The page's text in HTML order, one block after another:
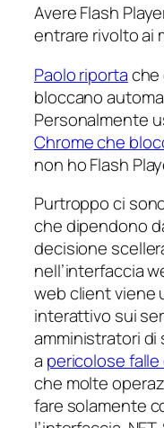
Avere Flash
entrare rivolto ai
Paolo riportache
bloccano
Personalmente
Chrome che
non ho Flash
Purtroppo ci
che dipendono
decisione
nell’interfaccia
web client viene
interattivo sui
amministratori di
a pericolose
che molte
fare solamente